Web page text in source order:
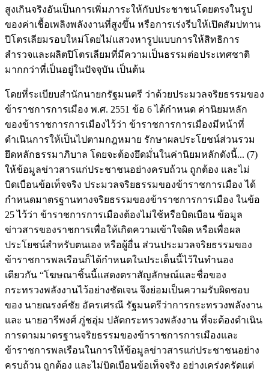
สูงเกินจริงอันเป็นการเพิ่มภาระให้กับประชาชนโดยตรงในรูป
ของค่าเชื้อเพลิงพลังงานที่สูงขึ้น หรือการเร่งรีบให้เปิดสัมปทาน
ปิโตรเลียมรอบใหม่โดยไม่แสวงหารูปแบบการให้สิทธิการ
สำรวจและผลิตปิโตรเลียมที่มีความเป็นธรรมต่อประเทศชาติ
มากกว่าที่เป็นอยู่ในปัจจุบัน เป็นต้น
โดยที่ระเบียบสำนักนายกรัฐมนตรี ว่าด้วยประมวลจริยธรรมของ
ข้าราชการการเมือง พ.ศ. 2551 ข้อ 6 ได้กำหนด ค่านิยมหลัก
ของข้าราชการการเมืองไว้ว่า ข้าราชการการเมืองมีหน้าที่
ดำเนินการให้เป็นไปตามกฎหมาย รักษาผลประโยชน์ส่วนรวม
ยึดหลักธรรมาภิบาล โดยจะต้องยึดมั่นในค่านิยมหลักดังนี้... (7)
ให้ข้อมูลข่าวสารแก่ประชาชนอย่างครบถ้วน ถูกต้อง และไม่
บิดเบือนข้อเท็จจริง ประมวลจริยธรรมของข้าราชการเมือง ได้
กำหนดมาตรฐานทางจริยธรรมของข้าราชการการเมือง ในข้อ
25 ไว้ว่า ข้าราชการการเมืองต้องไม่ใช้หรือบิดเบือน ข้อมูล
ข่าวสารของราชการเพื่อให้เกิดความเข้าใจผิด หรือเพื่อผล
ประโยชน์สำหรับตนเอง หรือผู้อื่น ส่วนประมวลจริยธรรมของ
ข้าราชการพลเรือนก็ได้กำหนดในประเด็นนี้ไว้ในทำนอง
เดียวกัน “โฆษณาชิ้นนี้แสดงตราสัญลักษณ์และชื่อของ
กระทรวงพลังงานไว้อย่างชัดเจน จึงย่อมเป็นความรับผิดชอบ
ของ นายณรงค์ชัย อัครเศรณี รัฐมนตรีว่าการกระทรวงพลังงาน
และ นายอารีพงศ์ ภู่ชอุ่ม ปลัดกระทรวงพลังงาน ที่จะต้องดำเนิน
การตามมาตรฐานจริยธรรมของข้าราชการการเมืองและ
ข้าราชการพลเรือนในการให้ข้อมูลข่าวสารแก่ประชาชนอย่าง
ครบถ้วน ถูกต้อง และไม่บิดเบือนข้อเท็จจริง อย่างเคร่งครัดแต่